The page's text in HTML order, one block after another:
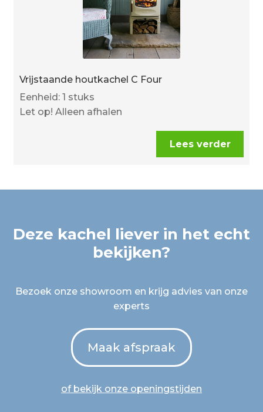
Vrijstaande houtkachel C Four
Eenheid: 1 stuks
Let op! Alleen afhalen
Lees verder
Deze kachel liever in het echt
bekijken?
Bezoek onze showroom en krijg advies van onze
experts
Maak afspraak
of bekijk onze openingstijden